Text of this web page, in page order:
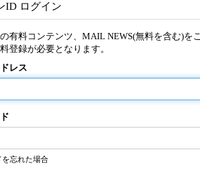
ID ログイン
有料コンテンツ、MAIL NEWS(無料を含む)を
登録が必要となります。
レス
を忘れた場合